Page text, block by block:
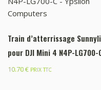
Train d’atterrissage
pour DJI Mini 4 N4P-LG700-
10.70€ PRIX TTC